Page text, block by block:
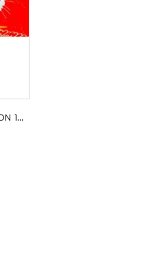
R
OULEAUX CELEBRATION 10000